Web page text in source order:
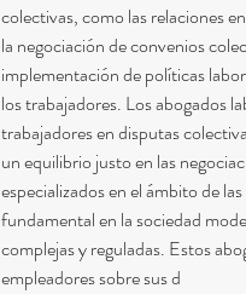
colectivas, como las relaciones
la negociación de convenios
implementación de políticas
los trabajadores. Los abogados
trabajadores en disputas
un equilibrio justo en las
especializados en el ámbito de
fundamental en la sociedad
complejas y reguladas. Estos
empleadores sobre sus d